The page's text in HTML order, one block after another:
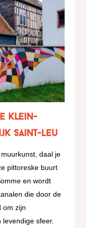
klein-
Saint-Leu
daal je
pittoreske buurt
en wordt
die door de
om zijn
sfeer.